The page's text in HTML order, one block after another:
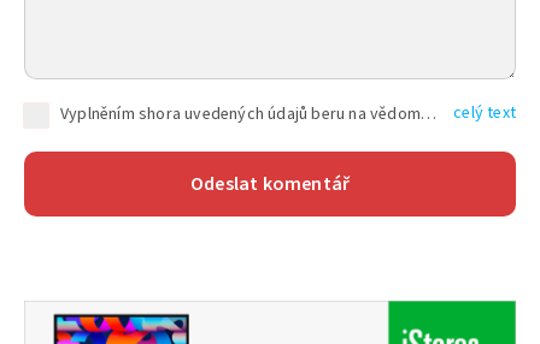
Vyplněním shora uvedených údajů beru na vědomí, že společnost TEXT FACTORY s.r.o., sídlem Brno, Durďákova 336/29, Černá Pole, PSČ: 613 00, IČ: 06157831, zapsané u Krajského soudu v Brně, oddíl C, vložka 100399, bude zpracovávat mé osobní údaje uvedené v rámci mnou vyplněného registračního formuláře na základě oprávněných zájmů TEXT FACTORY s.r.o. dle čl. 6 odst. 1 písm. f) GDPR a pro splnění právních povinností (čl. 6 odst. 1 písm. c) GDPR), a to pro tyto účely: nezbytnost zajistit oprávnění návštěvníka webových stránek provozovaných společností TEXT FACTORY s.r.o. přispívat aktivně ke zveřejněným článkům nebo v rámci diskusních fór a výkon práv TEXT FACTORY s.r.o. jako administrátora těchto diskusních fór. Více informací o zpracování osobních údajů a právech lze nalézt v celý text